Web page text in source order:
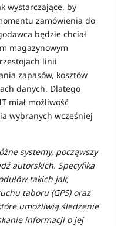
wystarczające, by
zamówienia do
będzie chciał
magazynowym
linii
zapasów, kosztów
danych. Dlatego
miał możliwość
wybranych wcześniej
systemy, począwszy
autorskich. Specyfika
takich jak,
taboru (GPS) oraz
umożliwią śledzenie
informacji o jej